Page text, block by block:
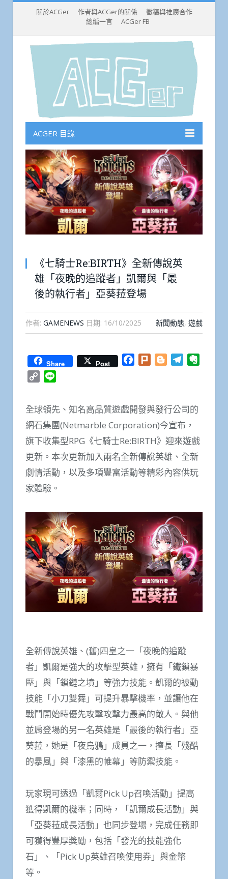
關於ACGer 作者與ACGer的關係
徵稿與推廣合作
總編一言
ACGer FB
ACGER 目錄
《七騎士Re:BIRTH》全新傳說英
雄「夜晚的追蹤者」凱爾與「最
後的執行者」亞葵菈登場
作者: GAMENEWS 日期: 16/10/2025 新聞動態, 遊戲
Share Post Facebook
Plurk BloggerTelegram
Copy
全球領先、知名高品質遊戲開發與發行公司的
網石集團(Netmarble Corporation)今宣布，
旗下收集型RPG《七騎士Re:BIRTH》迎來遊戲
更新。本次更新加入兩名全新傳說英雄、全新
劇情活動，以及多項豐富活動等精彩內容供玩
家體驗。
全新傳說英雄、(舊)四皇之一「夜晚的追蹤
者」凱爾是強大的攻擊型英雄，擁有「鐵鎖暴
壓」與「鎖鏈之墳」等強力技能。凱爾的被動
技能「小刀雙舞」可提升暴擊機率，並讓他在
戰鬥開始時優先攻擊攻擊力最高的敵人。與他
並肩登場的另一名英雄是「最後的執行者」亞
葵菈，她是「夜烏鴉」成員之一，擅長「殘酷
的暴風」與「漆黑的帷幕」等防禦技能。
玩家現可透過「凱爾Pick Up召喚活動」提高
獲得凱爾的機率；同時，「凱爾成長活動」與
「亞葵菈成長活動」也同步登場，完成任務即
可獲得豐厚獎勵，包括「發光的技能強化
石」、「Pick Up英雄召喚使用券」與金幣
等。